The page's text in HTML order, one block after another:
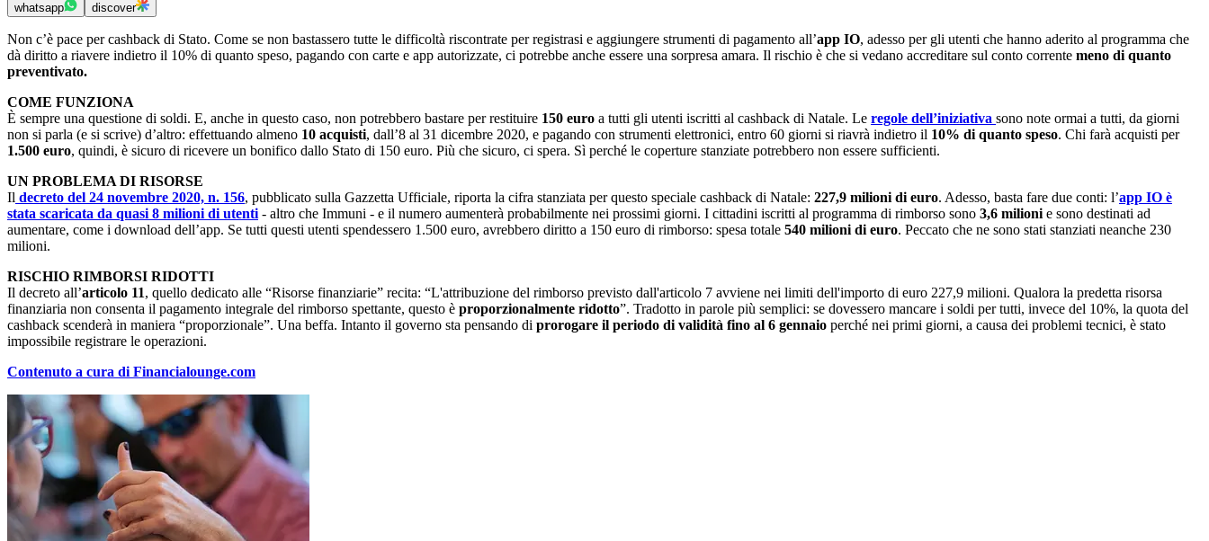
whatsapp discover
Non c’è pace per cashback di Stato. Come se non bastassero tutte le difficoltà riscontrate per registrasi e aggiungere strumenti di pagamento all’app IO, adesso per gli utenti che hanno aderito al programma che
dà diritto a riavere indietro il 10% di quanto speso, pagando con carte e app autorizzate, ci potrebbe anche essere una sorpresa amara. Il rischio è che si vedano accreditare sul conto corrente meno di quanto
preventivato.
COME FUNZIONA
È sempre una questione di soldi. E, anche in questo caso, non potrebbero bastare per restituire 150 euro a tutti gli utenti iscritti al cashback di Natale. Le regole dell’iniziativa sono note ormai a tutti, da giorni
non si parla (e si scrive) d’altro: effettuando almeno 10 acquisti, dall’8 al 31 dicembre 2020, e pagando con strumenti elettronici, entro 60 giorni si riavrà indietro il 10% di quanto speso. Chi farà acquisti per
1.500 euro, quindi, è sicuro di ricevere un bonifico dallo Stato di 150 euro. Più che sicuro, ci spera. Sì perché le coperture stanziate potrebbero non essere sufficienti.
UN PROBLEMA DI RISORSE
Il decreto del 24 novembre 2020, n. 156, pubblicato sulla Gazzetta Ufficiale, riporta la cifra stanziata per questo speciale cashback di Natale: 227,9 milioni di euro. Adesso, basta fare due conti: l’app IO è
stata scaricata da quasi 8 milioni di utenti - altro che Immuni - e il numero aumenterà probabilmente nei prossimi giorni. I cittadini iscritti al programma di rimborso sono 3,6 milioni e sono destinati ad
aumentare, come i download dell’app. Se tutti questi utenti spendessero 1.500 euro, avrebbero diritto a 150 euro di rimborso: spesa totale 540 milioni di euro. Peccato che ne sono stati stanziati neanche 230
milioni.
RISCHIO RIMBORSI RIDOTTI
Il decreto all’articolo 11, quello dedicato alle “Risorse finanziarie” recita: “L'attribuzione del rimborso previsto dall'articolo 7 avviene nei limiti dell'importo di euro 227,9 milioni. Qualora la predetta risorsa
finanziaria non consenta il pagamento integrale del rimborso spettante, questo è proporzionalmente ridotto”. Tradotto in parole più semplici: se dovessero mancare i soldi per tutti, invece del 10%, la quota del
cashback scenderà in maniera “proporzionale”. Una beffa. Intanto il governo sta pensando di prorogare il periodo di validità fino al 6 gennaio perché nei primi giorni, a causa dei problemi tecnici, è stato
impossibile registrare le operazioni.
Contenuto a cura di Financialounge.com